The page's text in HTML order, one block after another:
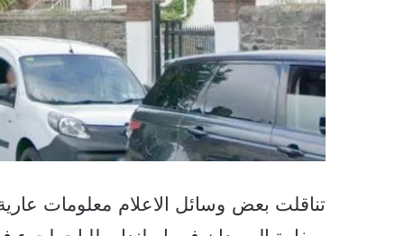
تناقلت بعض وسائل الاعلام معلومات